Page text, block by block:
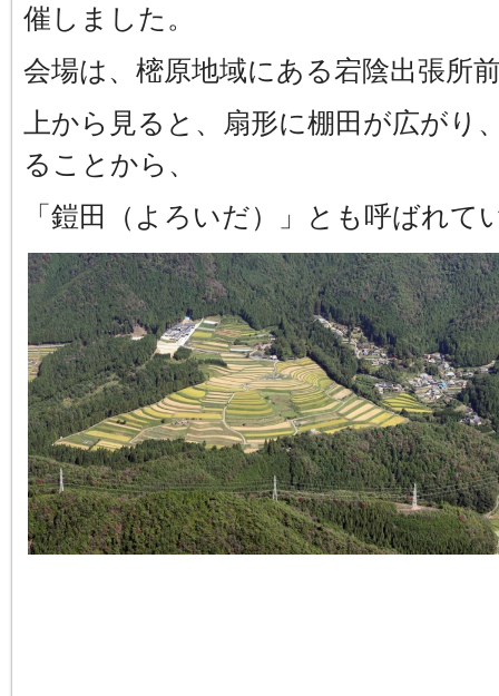
催しました。
会場は、樒原地域にある宕陰出張所
上から見ると、扇形に棚田が広がり
ることから、
「鎧田（よろいだ）」とも呼ばれて